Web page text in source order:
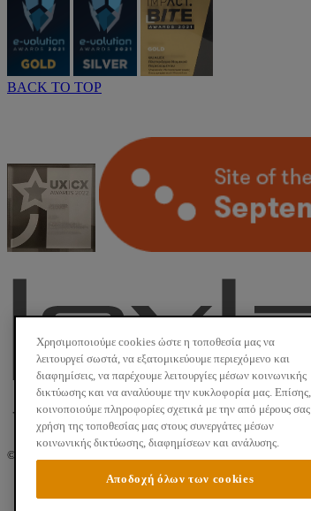
BACK TO TOP
©
2026 Νομική Βιβλιοθήκη. All Rights Reserved.
Χρησιμοποιούμε cookies ώστε η τοποθεσία μας να
λειτουργεί σωστά, να εξατομικεύουμε περιεχόμενο και
διαφημίσεις, να παρέχουμε λειτουργίες μέσων κοινωνικής
δικτύωσης και να αναλύουμε την κυκλοφορία μας. Επίσης,
κοινοποιούμε πληροφορίες σχετικά με την από μέρους σας
χρήση της τοποθεσίας μας στους συνεργάτες μέσων
κοινωνικής δικτύωσης, διαφημίσεων και ανάλυσης.
Αποδοχή όλων των cookies